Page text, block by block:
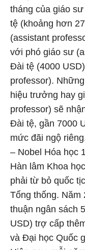
tháng của giáo
tệ (khoảng hơn
(assistant
với phó giáo sư
Đài tệ (4000
professor).
hiệu trưởng hay
professor) sẽ
Đài tệ, gần 7000
mức đãi ngộ
– Nobel Hóa học
Hàn lâm Khoa
phải từ bỏ quốc
Tổng thống. Năm
thuận ngân sách
USD) trợ cấp
và Đại học Quốc